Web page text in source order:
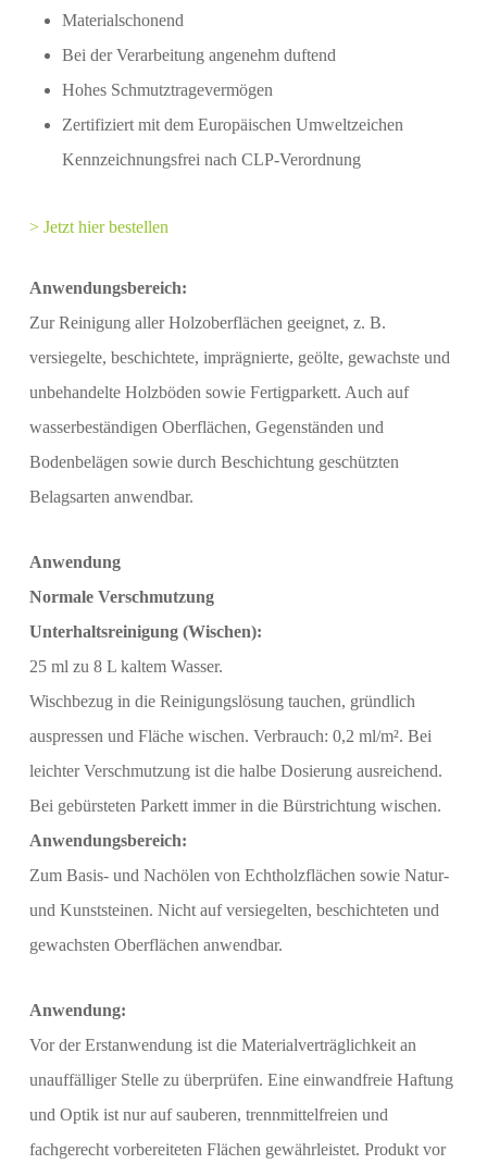
Materialschonend
Bei der Verarbeitung angenehm duftend
Hohes Schmutztragevermögen
Zertifiziert mit dem Europäischen Umweltzeichen
Kennzeichnungsfrei nach CLP-Verordnung
> Jetzt hier bestellen
Anwendungsbereich:
Zur Reinigung aller Holzoberflächen geeignet, z. B.
versiegelte, beschichtete, imprägnierte, geölte, gewachste und
unbehandelte Holzböden sowie Fertigparkett. Auch auf
wasserbeständigen Oberflächen, Gegenständen und
Bodenbelägen sowie durch Beschichtung geschützten
Belagsarten anwendbar.
Anwendung
Normale Verschmutzung
Unterhaltsreinigung (Wischen):
25 ml zu 8 L kaltem Wasser.
Wischbezug in die Reinigungslösung tauchen, gründlich
auspressen und Fläche wischen. Verbrauch: 0,2 ml/m². Bei
leichter Verschmutzung ist die halbe Dosierung ausreichend.
Bei gebürsteten Parkett immer in die Bürstrichtung wischen.
Anwendungsbereich:
Zum Basis- und Nachölen von Echtholzflächen sowie Natur-
und Kunststeinen. Nicht auf versiegelten, beschichteten und
gewachsten Oberflächen anwendbar.
Anwendung:
Vor der Erstanwendung ist die Materialverträglichkeit an
unauffälliger Stelle zu überprüfen. Eine einwandfreie Haftung
und Optik ist nur auf sauberen, trennmittelfreien und
fachgerecht vorbereiteten Flächen gewährleistet. Produkt vor